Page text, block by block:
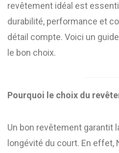
revêtement idéal est
durabilité, performance et
détail compte. Voici un
le bon choix.
Pourquoi le choix du
Un bon revêtement garantit
longévité du court. En effet,